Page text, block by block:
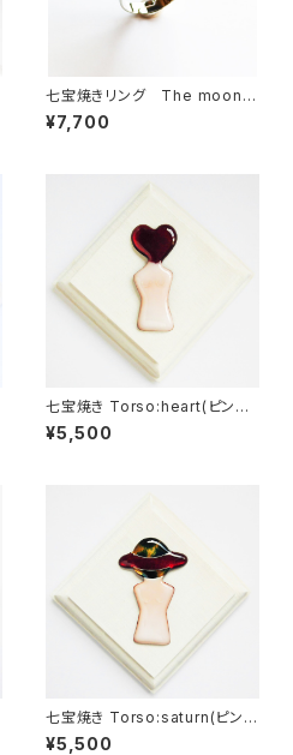
七宝焼きリング The moon i
s mine /New moon
¥7,700
七宝焼き Torso:heart(ピンブ
ローチ・帯留め)
¥5,500
七宝焼き Torso:saturn(ピンブ
ローチ・帯留め)
¥5,500